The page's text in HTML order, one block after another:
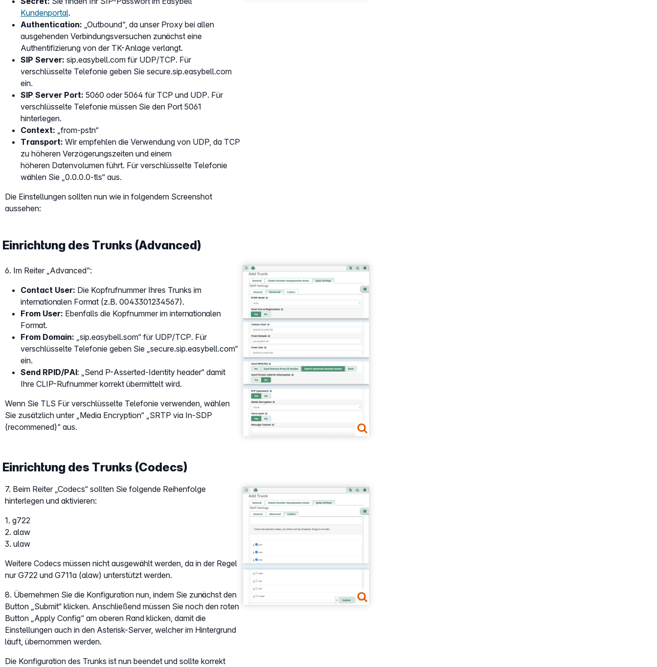
Kundenportal.
Authentication: „Outbound“, da unser Proxy bei allen
ausgehenden Verbindungsversuchen zunächst eine
Authentifizierung von der TK-Anlage verlangt.
SIP Server: sip.easybell.com für UDP/TCP. Für
verschlüsselte Telefonie geben Sie secure.sip.easybell.com
ein.
SIP Server Port: 5060 oder 5064 für TCP und UDP. Für
verschlüsselte Telefonie müssen Sie den Port 5061
hinterlegen.
Context: „from-pstn“
Transport: Wir empfehlen die Verwendung von UDP, da TCP
zu höheren Verzögerungszeiten und einem
höheren Datenvolumen führt. Für verschlüsselte Telefonie
wählen Sie „0.0.0.0-tls“ aus.
Die Einstellungen sollten nun wie in folgendem Screenshot
aussehen:
Einrichtung des Trunks (Advanced)
6. Im Reiter „Advanced“:
Contact User: Die Kopfrufnummer Ihres Trunks im
internationalen Format (z.B. 0043301234567).
From User: Ebenfalls die Kopfnummer im internationalen
Format.
From Domain: „sip.easybell.som“ für UDP/TCP. Für
verschlüsselte Telefonie geben Sie „secure.sip.easybell.com“
ein.
Send RPID/PAI: „Send P-Asserted-Identity header“ damit
Ihre CLIP-Rufnummer korrekt übermittelt wird.
Wenn Sie TLS Für verschlüsselte Telefonie verwenden, wählen
Sie zusätzlich unter „Media Encryption“ „SRTP via In-SDP
(recommened)“ aus.
Show larger version
Einrichtung des Trunks (Codecs)
7. Beim Reiter „Codecs“ sollten Sie folgende Reihenfolge
hinterlegen und aktivieren:
1. g722
2. alaw
3. ulaw
Weitere Codecs müssen nicht ausgewählt werden, da in der Regel
nur G722 und G711a (alaw) unterstützt werden.
8. Übernehmen Sie die Konfiguration nun, indem Sie zunächst den
Button „Submit“ klicken. Anschließend müssen Sie noch den roten
Button „Apply Config“ am oberen Rand klicken, damit die
Einstellungen auch in den Asterisk-Server, welcher im Hintergrund
läuft, übernommen werden.
Die Konfiguration des Trunks ist nun beendet und sollte korrekt
Show larger version